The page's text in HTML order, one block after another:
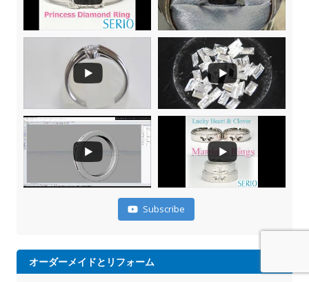
Subscribe
オーダーメイドとリフォーム